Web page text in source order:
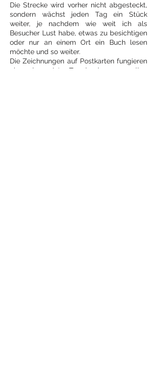
Die Strecke wird vorher nicht abgesteckt,
sondern wächst jeden Tag ein Stück
weiter, je nachdem wie weit ich als
Besucher Lust habe, etwas zu besichtigen
oder nur an einem Ort ein Buch lesen
möchte und so weiter.
Die Zeichnungen auf Postkarten fungieren
als eine Art Tagebuch von allen